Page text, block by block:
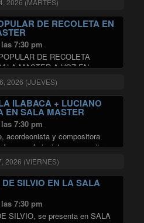
rememoran el jazz rock, hard
propias del folklore
…Continuar leyendo"JOAQUÍN
2026 (MARTES)
DE RECOLETA EN
7:30 pm
DE RECOLETA
MASTER A VOZ EN
a través de un único
el que dará cuenta de un
conocidas canciones populares,
…Continuar leyendo"CORO
2026 (JUEVES)
ILABACA + LUCIANO
EN SALA MASTER
7:30 pm
acordeonista y compositora
y el pianista, compositor y
Laterra estrenan un nuevo
con presentaciones en Berlín,
y Madrid. Pascuala Ilabaca
una sólida trayectoria
…Continuar leyendo
2026 (VIERNES)
SILVIO EN LA SALA
7:30 pm
SILVIO, se presenta en SALA